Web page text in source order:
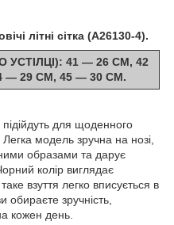
літні сітка (A26130-4).
41 — 26 СМ, 42
— 29 СМ, 45 — 30 СМ.
підійдуть для щоденного
модель зручна на нозі,
образами та дарує
колір виглядає
взуття легко вписується в
обираєте зручність,
кожен день.